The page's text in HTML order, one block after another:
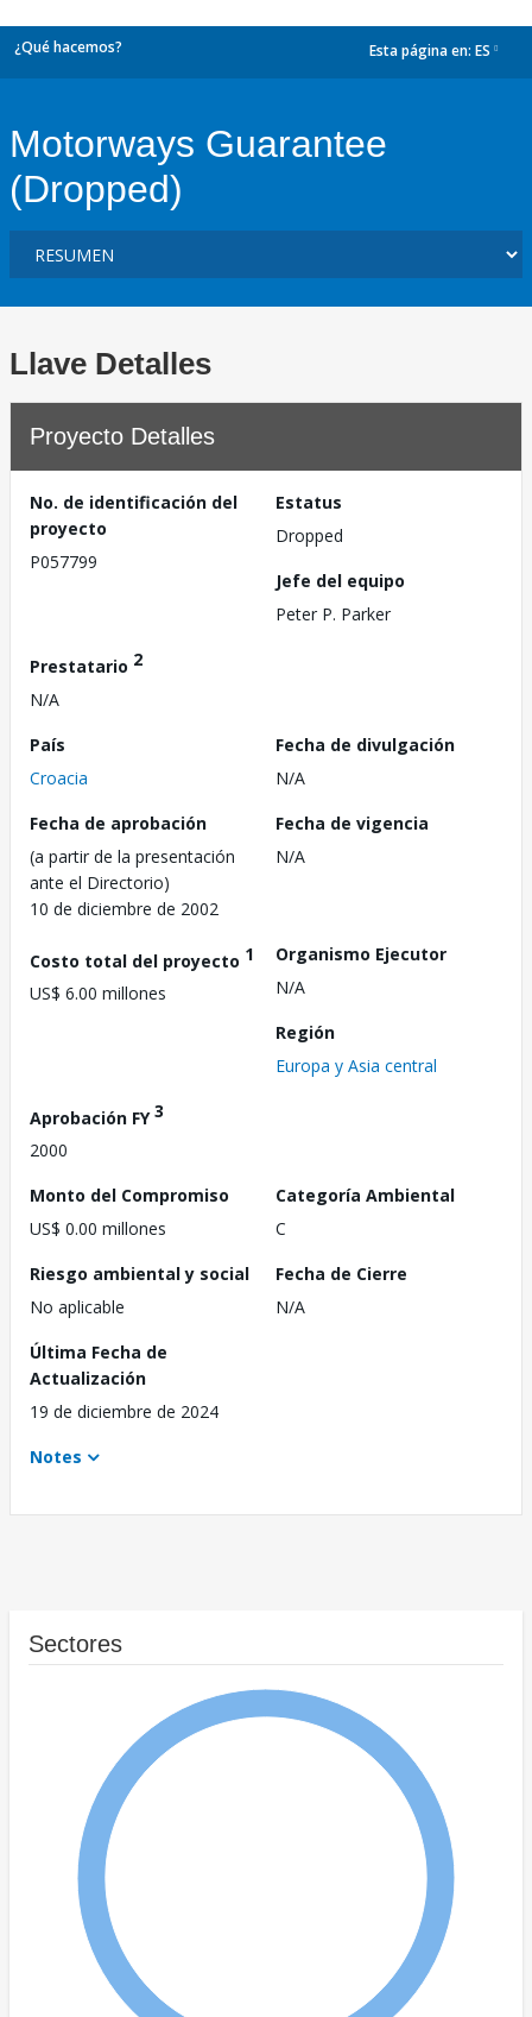
¿Qué hacemos? Esta página en: ES
Motorways Guarantee
(Dropped)
Llave Detalles
Proyecto Detalles
No. de identificación del
proyecto
P057799
Estatus
Dropped
Jefe del equipo
Peter P. Parker
Prestatario 2
N/A
País
Croacia
Fecha de divulgación
N/A
Fecha de aprobación
(a partir de la presentación
ante el Directorio)
10 de diciembre de 2002
Fecha de vigencia
N/A
Costo total del proyecto 1
US$ 6.00 millones
Organismo Ejecutor
N/A
Región
Europa y Asia central
Aprobación FY3
2000
Monto del Compromiso
US$ 0.00 millones
Categoría Ambiental
C
Riesgo ambiental y social
No aplicable
Fecha de Cierre
N/A
Última Fecha de
Actualización
19 de diciembre de 2024
Notes
Sectores